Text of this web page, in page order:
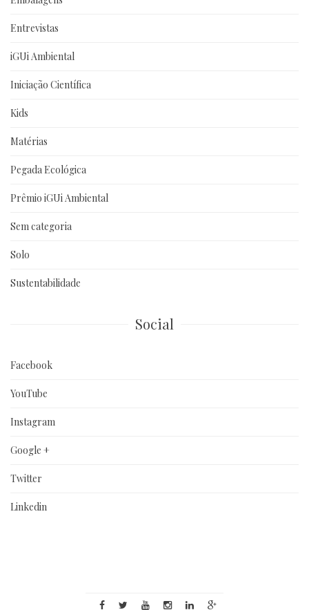
Entrevistas
iGUi Ambiental
Iniciação Científica
Kids
Matérias
Pegada Ecológica
Prêmio iGUi Ambiental
Sem categoria
Solo
Sustentabilidade
Social
Facebook
YouTube
Instagram
Google +
Twitter
Linkedin